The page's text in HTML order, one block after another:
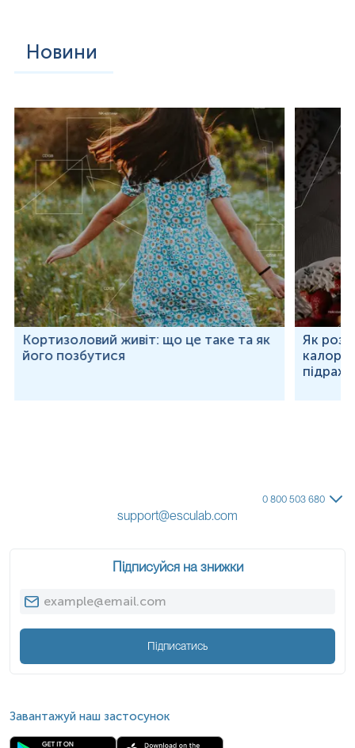
Новини
Кортизоловий живіт: що це таке та як
його позбутися
Як
0 800 503 680
support@esculab.com
Підписуйся на знижки
Підписатись
Завантажуй наш застосунок